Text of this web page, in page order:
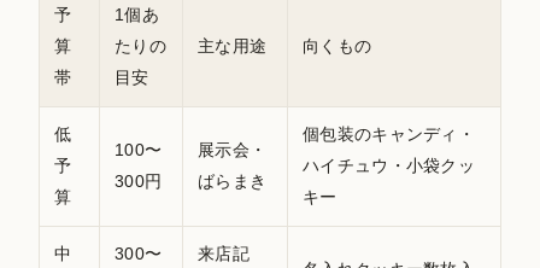
予
算
帯
1個あ
たりの
目安
主な用途 向くもの
低
予
算
100〜
300円
展示会・
ばらまき
個包装のキャンディ・
ハイチュウ・小袋クッ
キー
中
300〜
来店記